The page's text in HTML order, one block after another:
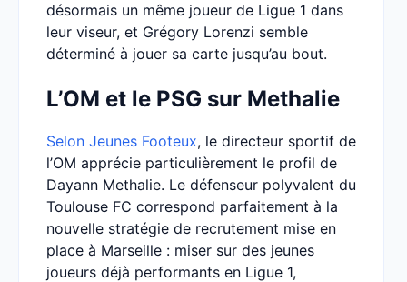
désormais un même joueur de Ligue 1 dans
leur viseur, et Grégory Lorenzi semble
déterminé à jouer sa carte jusqu’au bout.
L’OM et le PSG sur Methalie
Selon Jeunes Footeux, le directeur sportif de
l’OM apprécie particulièrement le profil de
Dayann Methalie. Le défenseur polyvalent du
Toulouse FC correspond parfaitement à la
nouvelle stratégie de recrutement mise en
place à Marseille : miser sur des jeunes
joueurs déjà performants en Ligue 1,